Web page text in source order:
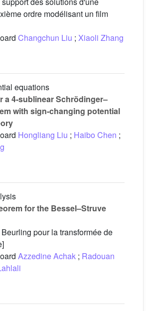
ordre modélisant un film
Changchun Liu ; Xiaoli Zhang
equations
a 4-sublinear Schrödinger–
with sign-changing potential
Hongliang Liu ; Haibo Chen ;
for the Bessel–Struve
pour la transformée de
Azzedine Achak ; Radouan